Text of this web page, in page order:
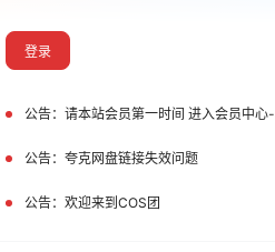
登录
公告： 请本站会员第一时间 进入会员中心-我的设置中为您的账号绑定邮箱!
公告： 夸克网盘链接失效问题
公告： 欢迎来到COS团